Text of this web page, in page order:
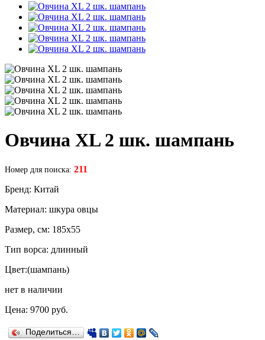
Овчина XL 2 шк. шампань
Номер для поиска: 211
Бренд: Китай
Материал: шкура овцы
Размер, см: 185х55
Тип ворса: длинный
Цвет:(шампань)
нет в наличии
Цена: 9700 руб.
Поделиться…